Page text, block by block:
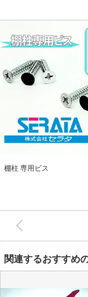
棚柱 専用ビス
関連するおすすめ